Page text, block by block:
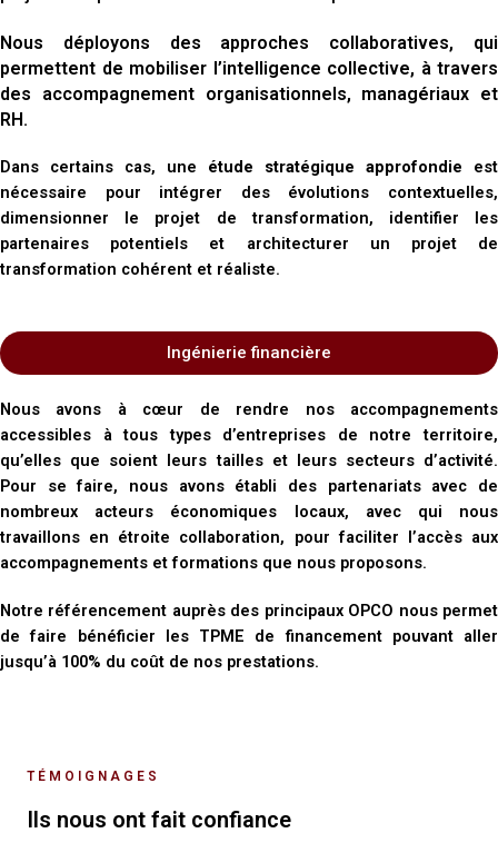
Nous déployons des approches collaboratives, qui
permettent de mobiliser l’intelligence collective, à travers
des accompagnement organisationnels, managériaux et
RH.
Dans certains cas, une étude stratégique approfondie est
nécessaire pour intégrer des évolutions contextuelles,
dimensionner le projet de transformation, identifier les
partenaires potentiels et architecturer un projet de
transformation cohérent et réaliste.
Ingénierie financière
Nous avons à cœur de rendre nos accompagnements
accessibles à tous types d’entreprises de notre territoire,
qu’elles que soient leurs tailles et leurs secteurs d’activité.
Pour se faire, nous avons établi des partenariats avec de
nombreux acteurs économiques locaux, avec qui nous
travaillons en étroite collaboration, pour faciliter l’accès aux
accompagnements et formations que nous proposons.
Notre référencement auprès des principaux OPCO nous permet
de faire bénéficier les TPME de financement pouvant aller
jusqu’à 100% du coût de nos prestations.
TÉMOIGNAGES
Ils nous ont fait confiance